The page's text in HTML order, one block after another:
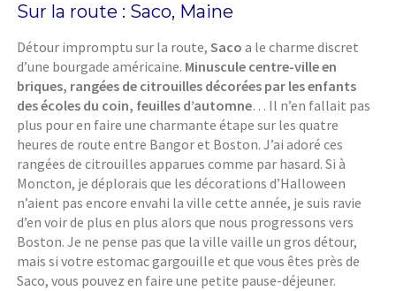
Sur la route : Saco, Maine
Détour impromptu sur la route,Saco a le charme discret
d’une bourgade américaine. Minuscule centre-ville en
briques, rangées de citrouilles décorées par les enfants
des écoles du coin, feuilles d’automne… Il n’en fallait pas
plus pour en faire une charmante étape sur les quatre
heures de route entre Bangor et Boston. J’ai adoré ces
rangées de citrouilles apparues comme par hasard. Si à
Moncton, je déplorais que les décorations d’Halloween
n’aient pas encore envahi la ville cette année, je suis ravie
d’en voir de plus en plus alors que nous progressons vers
Boston. Je ne pense pas que la ville vaille un gros détour,
mais si votre estomac gargouille et que vous êtes près de
Saco, vous pouvez en faire une petite pause-déjeuner.